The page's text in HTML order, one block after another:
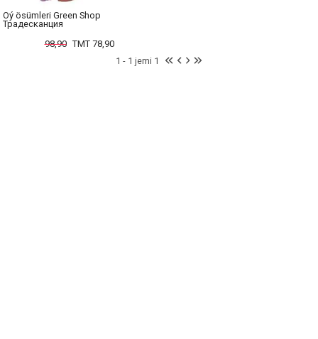
Öý ösümleri Green Shop
Традесканция
98,90 TMT 78,90
1 - 1 jemi 1